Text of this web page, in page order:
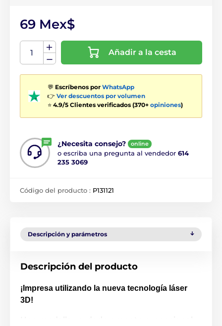
69 Mex$
Añadir a la cesta
💬 Escríbenos por WhatsApp
👉 Ver descuentos por volumen
⭐ 4.9/5 Clientes verificados (370+ opiniones)
¿Necesita consejo? online
o escriba una pregunta al vendedor 614
235 3069
Código del producto : P131121
Descripción y parámetros
Descripción del producto
¡Impresa utilizando la nueva tecnología láser
3D!
Una medalla verdaderamente excepcional